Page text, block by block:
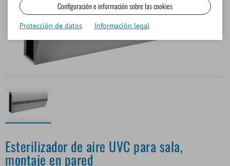
Esterilizador de aire UVC para sala,
montaje en pared
Configuración e información sobre las cookies
Protección de datos Información legal